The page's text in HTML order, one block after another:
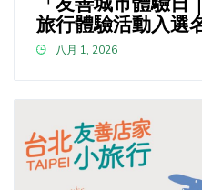
旅行體驗活動入選
八月 1, 2026